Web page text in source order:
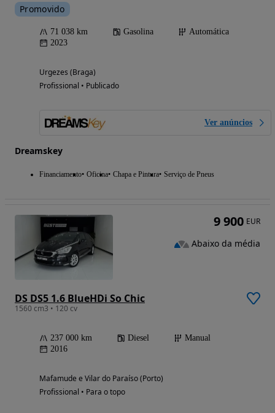
Promovido
71 038 km Gasolina
Automática
2023
Urgezes (Braga)
Profissional • Publicado
Ver anúncios
Dreamskey
Financiamento Oficina Chapa e Pintura Serviço de Pneus
DS DS5 1.6 BlueHDi So Chic
1560 cm3 • 120 cv
237 000 km Diesel
Manual
2016
Mafamude e Vilar do Paraíso (Porto)
Profissional • Para o topo
9 900 EUR
Abaixo da média